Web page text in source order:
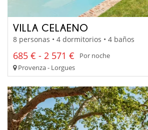
VILLA CELAENO
8 personas • 4 dormitorios • 4 baños
685 € - 2 571 €
Por noche
Provenza - Lorgues